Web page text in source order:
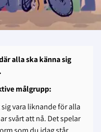
alla ska känna sig
målgrupp:
vara liknande för alla
svårt att nå. Det spelar